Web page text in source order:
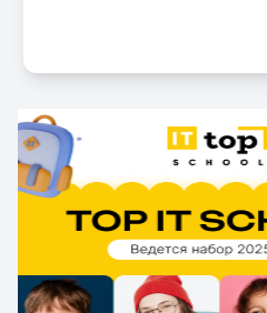
дальнейшему развитию,